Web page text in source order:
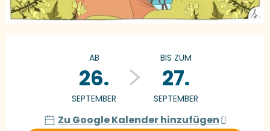
AB
26.
SEPTEMBER
BIS ZUM
27.
SEPTEMBER
Zu Google Kalender hinzufügen